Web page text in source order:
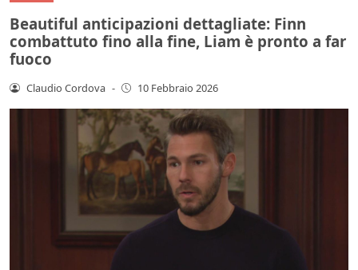
Beautiful anticipazioni dettagliate: Finn
combattuto fino alla fine, Liam è pronto a far
fuoco
Claudio Cordova - 10 Febbraio 2026